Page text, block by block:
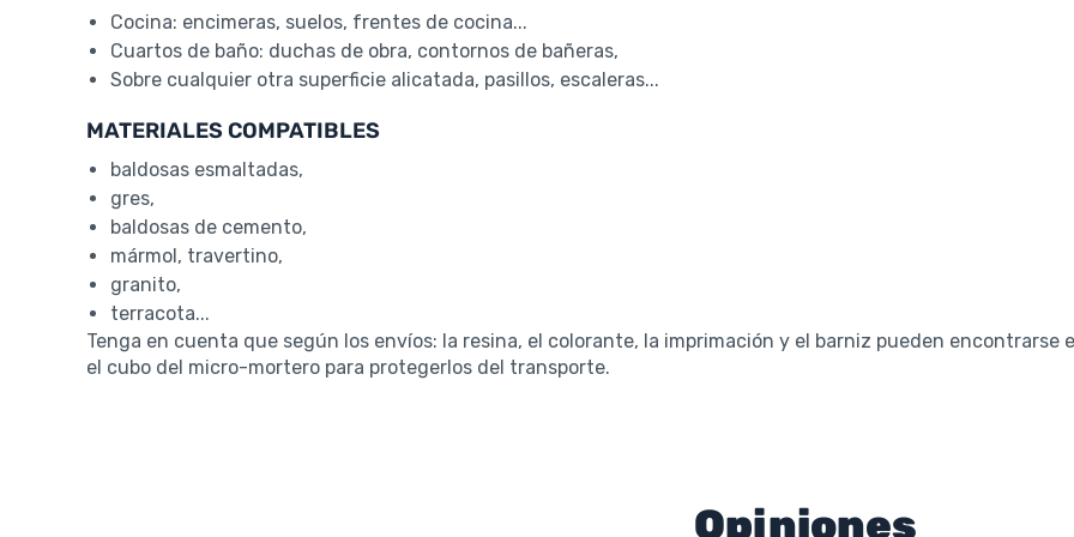
Cocina: encimeras, suelos, frentes de cocina...
Cuartos de baño: duchas de obra, contornos de bañeras,
Sobre cualquier otra superficie alicatada, pasillos, escaleras...
MATERIALES COMPATIBLES
baldosas esmaltadas,
gres,
baldosas de cemento,
mármol, travertino,
granito,
terracota...
Tenga en cuenta que según los envíos: la resina, el colorante, la imprimación y el barniz pueden encontrarse
el cubo del micro-mortero para protegerlos del transporte.
Opiniones